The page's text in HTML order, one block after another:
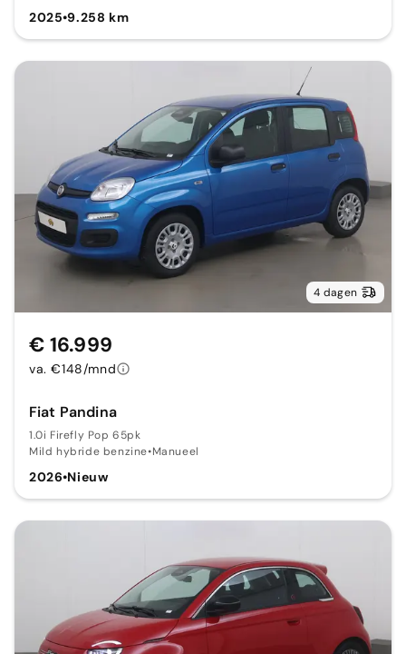
2025•9.258 km
4 dagen
Fiat Pandina
1.0i Firefly Pop 65pk
Mild hybride benzine•Manueel
2026•Nieuw
€ 16.999
va. €148/mnd